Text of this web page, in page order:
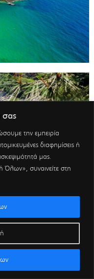
σας
την εμπειρία
διαφημίσεις ή
μας.
Όλων», συναινείτε στη